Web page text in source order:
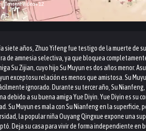
Tencent Video+12
siete años, Zhuo Yifeng fue testigo de la muerte de
de amnesia selectiva, ya que bloquea
Su Zijian, cuyo hijo Su Muyun es dos años menor.
exceptosu relación es menos que amistosa. Su
ignorado. Durante su tercer año, Su
debido a su buena amiga Yue Diyin. Yue Diyin es su
Su Muyun es mala con Su Nianfeng en la superficie,
la popular niña Ouyang Qingxue expone una
Deja su casa para vivir de forma independiente en